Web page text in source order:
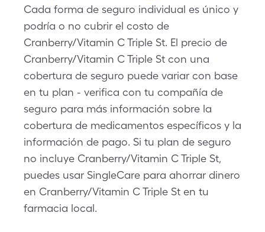
Cada forma de seguro individual es único y
podría o no cubrir el costo de
Cranberry/Vitamin C Triple St. El precio de
Cranberry/Vitamin C Triple St con una
cobertura de seguro puede variar con base
en tu plan - verifica con tu compañía de
seguro para más información sobre la
cobertura de medicamentos específicos y la
información de pago. Si tu plan de seguro
no incluye Cranberry/Vitamin C Triple St,
puedes usar SingleCare para ahorrar dinero
en Cranberry/Vitamin C Triple St en tu
farmacia local.